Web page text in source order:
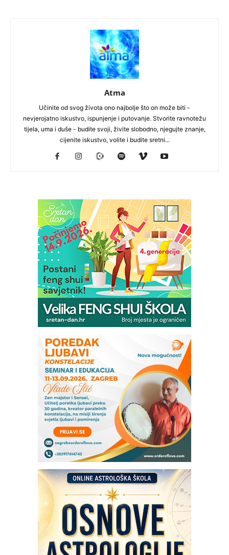
Atma
Učinite od svog života ono najbolje što on može biti -
nevjerojatno iskustvo, ispunjenje i putovanje. Stvorite ravnotežu
tijela, uma i duše - budite svoji, živite slobodno, njegujte znanje,
cijenite iskustvo, volite i budite sretni...